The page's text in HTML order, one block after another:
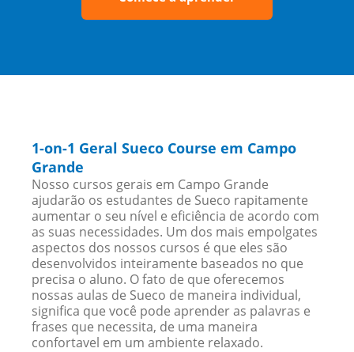
1-on-1 Geral Sueco Course em Campo
Grande
Nosso cursos gerais em Campo Grande
ajudarão os estudantes de Sueco rapitamente
aumentar o seu nível e eficiência de acordo com
as suas necessidades. Um dos mais empolgates
aspectos dos nossos cursos é que eles são
desenvolvidos inteiramente baseados no que
precisa o aluno. O fato de que oferecemos
nossas aulas de Sueco de maneira individual,
significa que você pode aprender as palavras e
frases que necessita, de uma maneira
confortavel em um ambiente relaxado.